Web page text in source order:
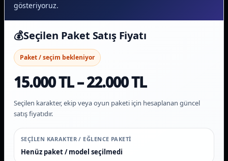
gösteriyoruz.
💰Seçilen Paket Satış Fiyatı
Paket / seçim bekleniyor
15.000 TL – 22.000 TL
Seçilen karakter, ekip veya oyun paketi için hesaplanan güncel
satış fiyatıdır.
SEÇILEN KARAKTER / EĞLENCE PAKETI
Henüz paket / model seçilmedi